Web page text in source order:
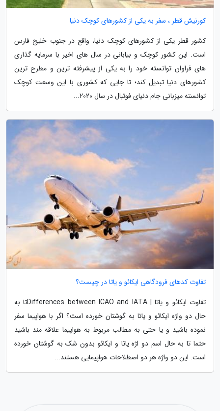
کورنیش قطر ، سفر به یکی از کشورهای کوچک دنیا
کشور قطر یکی از کشورهای کوچک دنیا، واقع در جنوب خلیج فارس
است. این کشور کوچک و بیابانی در سال های اخیر با سرمایه گذاری
های فراوان توانسته خود را به یکی از پیشرفته ترین و مطرح ترین
کشورهای دنیا تبدیل کند؛ تا جایی که کشوری با این وسعت کوچک
توانسته میزبانی جام دنیای فوتبال در سال 2020...
تفاوت کدهای فرودگاهی ایکائو و یاتا در چیست؟
تفاوت ایکائو و یاتا | Differences between ICAO and IATAتا به
حال دو واژه ایکائو و یاتا به گوشتان خورده است؟ اگر با هواپیما سفر
نموده باشید و یا حتی به مطالب مربوط به هواپیما علاقه مند باشید
حتما تا به حال اسم دو اژه یاتا و ایکائو بدون شک به گوشتان خورده
است. این دو واژه هر دو اصطلاحات هواپیمایی هستند...